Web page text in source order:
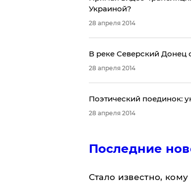
Украиной?
28 апреля 2014
В реке Северский Донец
28 апреля 2014
Поэтический поединок:
28 апреля 2014
Последние
Стало известно,